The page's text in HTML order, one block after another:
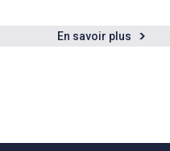
En savoir plus